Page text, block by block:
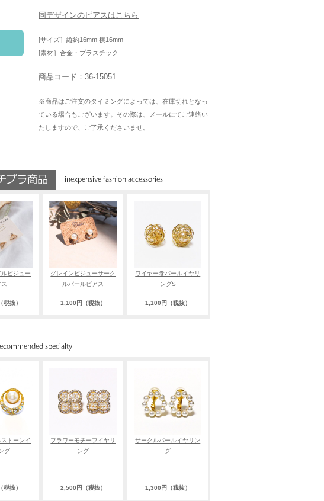
同デザインのピアスはこちら
[サイズ］縦約16mm 横16mm
[素材］合金・プラスチック
商品コード：36-15051
※商品はご注文のタイミングによっては、在庫切れとなっ
ている場合もございます。その際は、メールにてご連絡い
たしますので、ご了承くださいませ。
ルビジュー
ス
抜）
グレインビジューサーク
ルパールピアス
1,100円（税抜）
ワイヤー巻パールイヤリ
ングS
1,100円（税抜）
トーンイ
グ
抜）
フラワーモチーフイヤリ
ング
2,500円（税抜）
サークルパールイヤリン
グ
1,300円（税抜）